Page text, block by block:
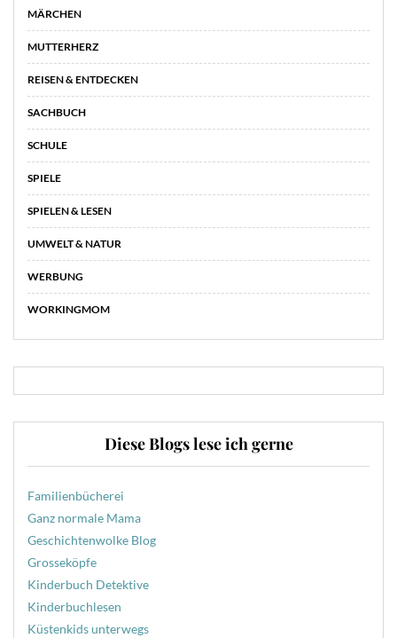
MÄRCHEN
MUTTERHERZ
REISEN & ENTDECKEN
SACHBUCH
SCHULE
SPIELE
SPIELEN & LESEN
UMWELT & NATUR
WERBUNG
WORKINGMOM
Diese Blogs lese ich gerne
Familienbücherei
Ganz normale Mama
Geschichtenwolke Blog
Grosseköpfe
Kinderbuch Detektive
Kinderbuchlesen
Küstenkids unterwegs